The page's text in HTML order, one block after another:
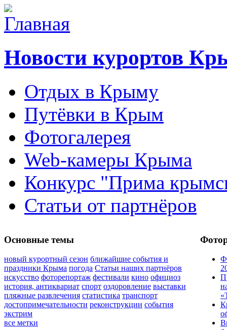
Новости курортов
Отдых в Крыму
Путёвки в Крым
Фотогалерея
Web-камеры Крыма
Конкурс "Прима
Статьи от партнёров
Основные темы
новый курортный сезон ближайшие события и
праздники Крыма погода Статьи наших партнёров
искусство фоторепортаж фестивали кино официоз
история, антиквариат спорт оздоровление выставки
пляжные развлечения статистика транспорт
достопримечательности реконструкции события
экстрим
все метки